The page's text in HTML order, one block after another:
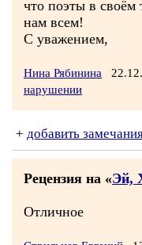
что поэты в
нам всем!
С уважением,
Нина Рябинина
нарушении
+ добавить
Рецензия на «Эй,
Отличное